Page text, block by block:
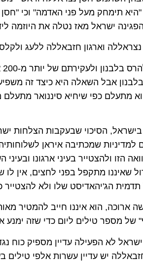
"היא תימחק מעל פני האדמה" וכי
ישראל מאז נטלה את היוזמה
וארגון חזבאללה ללעג
אבל השאלה היא כיצד זה
מתעלם כפי שיחיא סיננואר
בישראל, הסיכוי שבעקבות הצלחות
שמכתיבה איראן
הזו ולהצטייר בעיני ארגונו
שאיננו מתקפל בפני לחצים, אין לו
הג'יהאדיסט שלו ולא להצטייר
הוא איננו חייב להמטיר
של מספר טילים ליום כדי שזה
לא הפעילה עדיין מספיק כוח
יש עדיין עשרות אלפי טילים